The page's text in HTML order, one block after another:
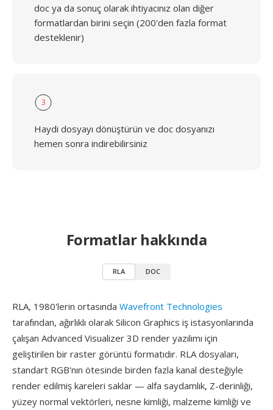
doc ya da sonuç olarak ihtiyacınız olan diğer
formatlardan birini seçin (200'den fazla format
desteklenir)
3
Haydi dosyayı dönüştürün ve doc dosyanızı
hemen sonra indirebilirsiniz
Formatlar hakkında
RLA DOC
RLA, 1980'lerin ortasında Wavefront Technologies
tarafından, ağırlıklı olarak Silicon Graphics iş istasyonlarında
çalışan Advanced Visualizer 3D render yazılımı için
geliştirilen bir raster görüntü formatıdır. RLA dosyaları,
standart RGB'nın ötesinde birden fazla kanal desteğiyle
render edilmiş kareleri saklar — alfa saydamlık, Z-derinliği,
yüzey normal vektörleri, nesne kimliği, malzeme kimliği ve